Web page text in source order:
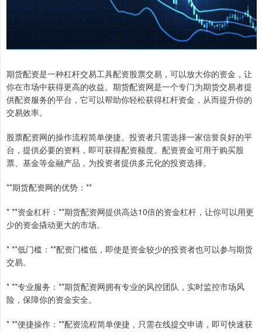
期货配资是一种杠杆交易工具配资股票交易，可以放大你的资金，让
你在市场中获得更高的收益。期货配资网是一个专门为期货交易者提
供配资服务的平台，它可以帮助你轻松获得杠杆资金，从而提升你的
交易效率。
股票配资网的操作流程简单便捷。投资者只需选择一家信誉良好的平
台，提供必要的资料，即可获得配资额度。配资资金可用于购买股
票、基金等金融产品，为投资者提供多元化的投资选择。
**期货配资网的优势：**
* **资金杠杆：**期货配资网提供高达10倍的资金杠杆，让你可以用更
少的资金撬动更大的市场。
* **低门槛：**配资门槛低，即使是资金较少的投资者也可以参与期货
交易。
* **专业服务：**期货配资网拥有专业的风控团队，实时监控市场风
险，保障你的资金安全。
* **便捷操作：**配资流程简单便捷，只需在线提交申请，即可快速获